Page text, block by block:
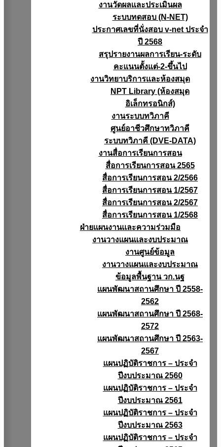
งานวัดผลเเละประเมินผล
ระบบทดสอบ (N-NET)
ประกาศเลขที่นั่งสอบ v-net ประจำ
ปี 2568
สรุปรายงานผลการเรียน-ระดับ
คะแนนตั้งแต่-2-ขึ้นไป
งานวิทยาบริการเเละห้องสมุด
NPT Library (ห้องสมุด
อิเล็กทรอนิกส์)
งานระบบทวิภาคี
ศูนย์อาชีวศึกษาทวิภาคี
ระบบทวิภาคี (DVE-DATA)
งานสื่อการเรียนการสอน
สื่อการเรียนการสอน 2565
สื่อการเรียนการสอน 2/2566
สื่อการเรียนการสอน 1/2567
สื่อการเรียนการสอน 2/2567
สื่อการเรียนการสอน 1/2568
ฝ่ายแผนงานเเละความร่วมมือ
งานวางแผนเเละงบประมาณ
งานศูนย์ข้อมูล
งานวางแผนและงบประมาณ
ข้อมูลพื้นฐาน วก.นฐ
แผนพัฒนาสถานศึกษา ปี 2558-
2562
แผนพัฒนาสถานศึกษา ปี 2568-
2572
แผนพัฒนาสถานศึกษา ปี 2563-
2567
แผนปฏิบัติราชการ – ประจำ
ปีงบประมาณ 2560
แผนปฏิบัติราชการ – ประจำ
ปีงบประมาณ 2561
แผนปฏิบัติราชการ – ประจำ
ปีงบประมาณ 2563
แผนปฏิบัติราชการ – ประจำ